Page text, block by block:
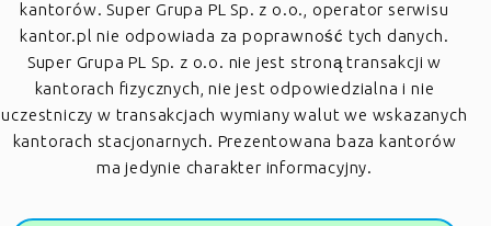
kantorów. Super Grupa PL Sp. z o.o., operator serwisu
kantor.pl nie odpowiada za poprawność tych danych.
Super Grupa PL Sp. z o.o. nie jest stroną transakcji w
kantorach fizycznych, nie jest odpowiedzialna i nie
uczestniczy w transakcjach wymiany walut we wskazanych
kantorach stacjonarnych. Prezentowana baza kantorów
ma jedynie charakter informacyjny.